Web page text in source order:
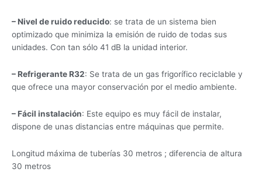
– Nivel de ruido reducido: se trata de un sistema bien
optimizado que minimiza la emisión de ruido de todas sus
unidades. Con tan sólo 41 dB la unidad interior.
– Refrigerante R32: Se trata de un gas frigorífico reciclable y
que ofrece una mayor conservación por el medio ambiente.
– Fácil instalación: Este equipo es muy fácil de instalar,
dispone de unas distancias entre máquinas que permite.
Longitud máxima de tuberías 30 metros ; diferencia de altura
30 metros